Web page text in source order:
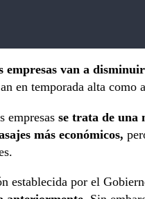
empresas van a
en temporada alta como
empresas se trata de una
más económicos,
establecida por el